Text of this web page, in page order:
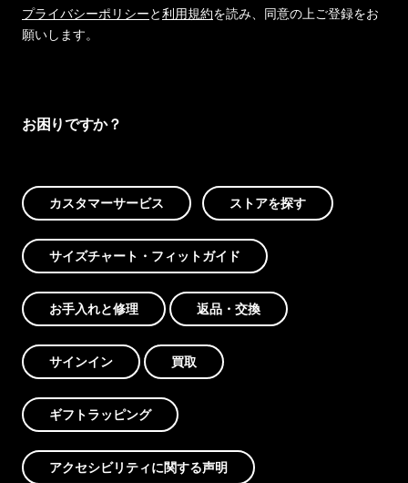
プライバシーポリシーと利用規約を読み、同意の上ご登録をお
願いします。
お困りですか？
カスタマーサービス ストアを探す
サイズチャート・フィットガイド
お手入れと修理 返品・交換
サインイン 買取
ギフトラッピング
アクセシビリティに関する声明